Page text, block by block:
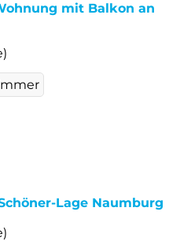
mit Balkon an
Lage Naumburg